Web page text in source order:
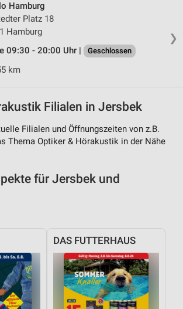
❯
Hamburg
Platz 18
Hamburg
09:30 - 20:00 Uhr |
Geschlossen
km
Filialen in Jersbek
Filialen und Öffnungszeiten von z.B.
Thema Optiker & Hörakustik in der Nähe
für Jersbek und
DAS FUTTERHAUS